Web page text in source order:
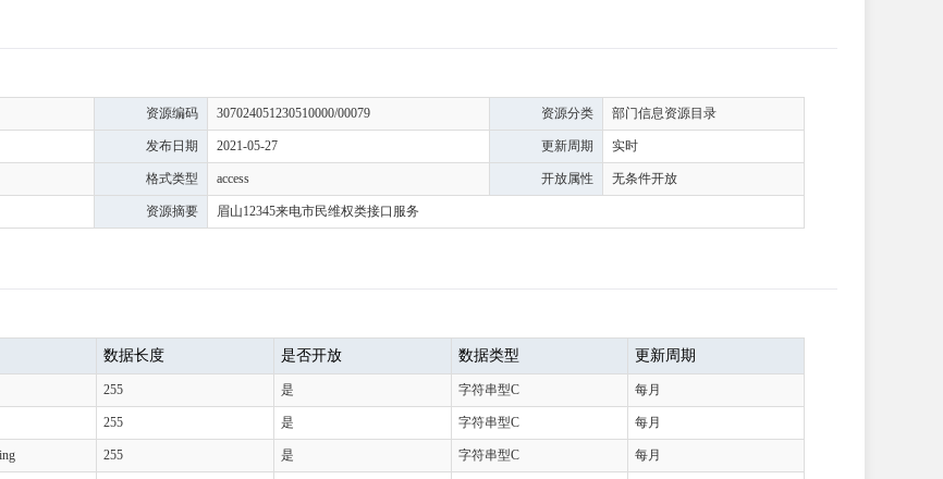
资源编码 307024051230510000/00079 资源分类 部门信息资源目录
发布日期 2021-05-27 更新周期 实时
格式类型 access 开放属性 无条件开放
资源摘要 眉山12345来电市民维权类接口服务
数据长度 是否开放 数据类型 更新周期
255 是 字符串型C 每月
255 是 字符串型C 每月
255 是 字符串型C 每月